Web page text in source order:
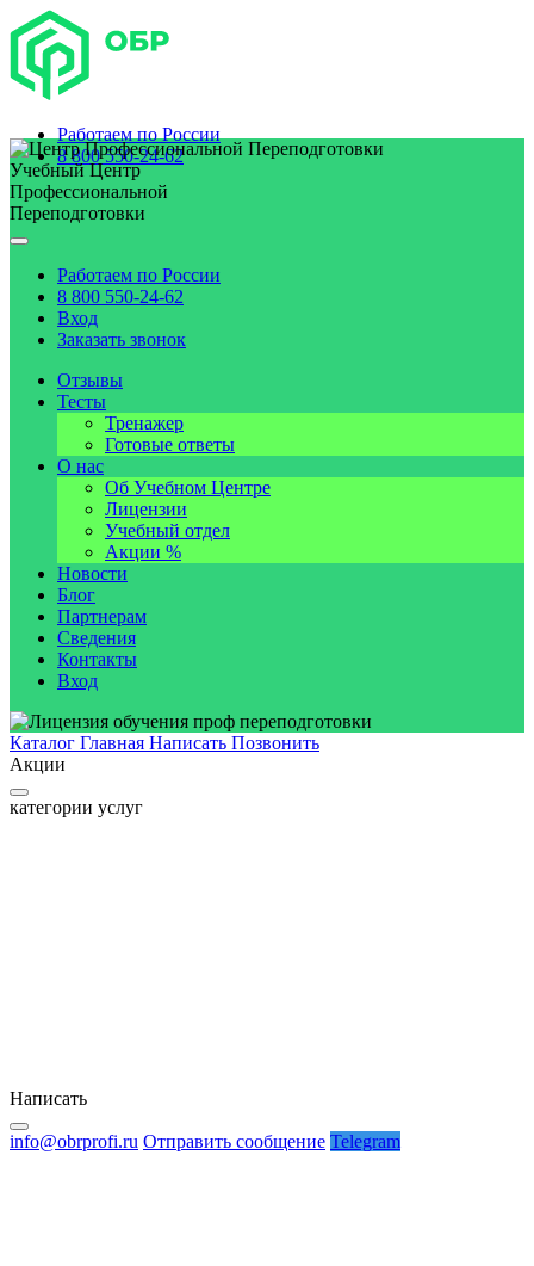
Работаем поРоссии
8 800 550-24-62
Учебный Центр
Профессиональной
Переподготовки
Работаем по России
8 800 550-24-62
Вход
Заказать звонок
Отзывы
Тесты
Тренажер
Готовые ответы
О нас
Об Учебном Центре
Лицензии
Учебный отдел
Акции %
Новости
Блог
Партнерам
Сведения
Контакты
Вход
Каталог Главная Написать Позвонить
Акции
категории услуг
Написать
info@obrprofi.ru Отправить сообщение Telegram